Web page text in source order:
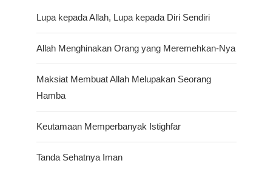
Lupa kepada Allah, Lupa kepada Diri Sendiri
Allah Menghinakan Orang yang Meremehkan-Nya
Maksiat Membuat Allah Melupakan Seorang
Hamba
Keutamaan Memperbanyak Istighfar
Tanda Sehatnya Iman